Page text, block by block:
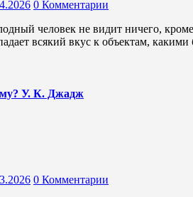
0 Комментарии
всякий вкус к объектам,
У. К. Джадж
0 Комментарии